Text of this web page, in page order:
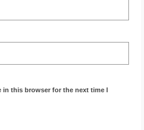
in this browser for the next time I